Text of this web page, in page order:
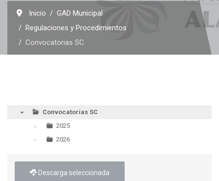
Inicio
GAD Municipal
Regulaciones y Procedimientos
Convocatorias SC
Convocatorias SC
2025
2026
Descarga seleccionada